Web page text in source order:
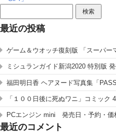
索:
最近の投稿
ゲーム＆ウオッチ復刻版 「スーパー
ミシュランガイド新潟2020 特別版 発
福田明日香 ヘアヌード写真集「
「１００日後に死ぬワニ」コミック
PCエンジン mini 発売日・予約・価
最近のコメント